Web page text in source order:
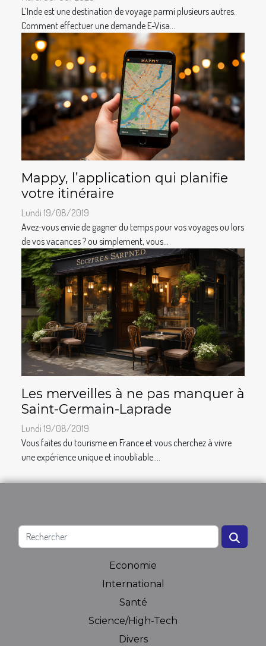
L’Inde est une destination de voyage parmi plusieurs autres.
Comment effectuer une demande E-Visa...
Mappy, l’application qui planifie
votre itinéraire
Lundi 19/08/2019
Avez-vous envie de gagner du temps pour vos voyages ou lors
de vos vacances ? ou simplement, vous...
Les merveilles à ne pas manquer à
Saint-Germain-Laprade
Lundi 19/08/2019
Vous faites du tourisme en France et vous cherchez à vivre
une expérience unique et inoubliable....
Economie
International
Santé
Science/High-Tech
Divers